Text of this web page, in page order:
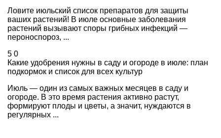
Ловите июльский список препаратов для защиты
ваших растений! В июле основные заболевания
растений вызывают споры грибных инфекций —
пероноспороз, ...
5 0
Какие удобрения нужны в саду и огороде в июле: план
подкормок и список для всех культур
Июль — один из самых важных месяцев в саду и
огороде. В это время растения активно растут,
формируют плоды и цветы, а значит, нуждаются в
регулярных ...